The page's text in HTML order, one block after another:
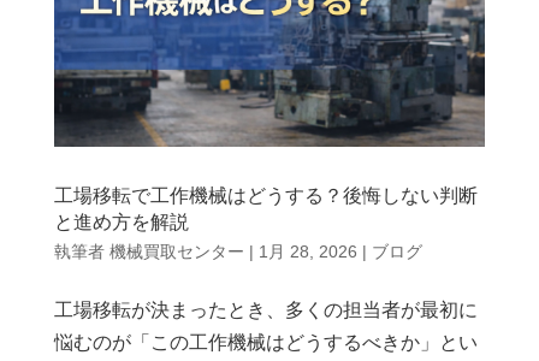
工場移転で工作機械はどうする？後悔しない判断
と進め方を解説
執筆者 機械買取センター | 1月 28, 2026 | ブログ
工場移転が決まったとき、多くの担当者が最初に
悩むのが「この工作機械はどうするべきか」とい